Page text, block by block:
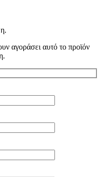
αγοράσει αυτό το προϊόν